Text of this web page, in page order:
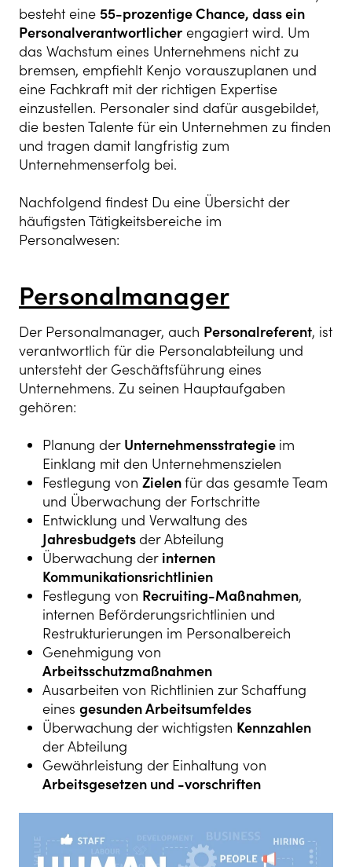
besteht eine 55-prozentige Chance, dass ein
Personalverantwortlicher engagiert wird. Um
das Wachstum eines Unternehmens nicht zu
bremsen, empfiehlt Kenjo vorauszuplanen und
eine Fachkraft mit der richtigen Expertise
einzustellen. Personaler sind dafür ausgebildet,
die besten Talente für ein Unternehmen zu finden
und tragen damit langfristig zum
Unternehmenserfolg bei.
Nachfolgend findest Du eine Übersicht der
häufigsten Tätigkeitsbereiche im
Personalwesen:
Personalmanager
Der Personalmanager, auch Personalreferent, ist
verantwortlich für die Personalabteilung und
untersteht der Geschäftsführung eines
Unternehmens. Zu seinen Hauptaufgaben
gehören:
Planung der Unternehmensstrategie im
Einklang mit den Unternehmenszielen
Festlegung von Zielenfür das gesamte Team
und Überwachung der Fortschritte
Entwicklung und Verwaltung des
Jahresbudgetsder Abteilung
Überwachung der internen
Kommunikationsrichtlinien
Festlegung von Recruiting-Maßnahmen,
internen Beförderungsrichtlinien und
Restrukturierungen im Personalbereich
Genehmigung von
Arbeitsschutzmaßnahmen
Ausarbeiten von Richtlinien zur Schaffung
eines gesunden Arbeitsumfeldes
Überwachung der wichtigsten Kennzahlen
der Abteilung
Gewährleistung der Einhaltung von
Arbeitsgesetzen und -vorschriften